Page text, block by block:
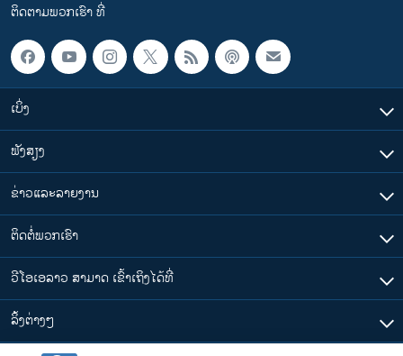
ຕິດຕາມພວກເຮົາ ທີ່
ເບິ່ງ
ຟັງສຽງ
ຂ່າວແລະລາຍງານ
ຕິດຕໍ່ພວກເຮົາ
ວີໂອເອລາວ ສາມາດ ເຂົ້າເຖິງໄດ້ທີ່
​ລິ້ງ​ຕ່າງໆ